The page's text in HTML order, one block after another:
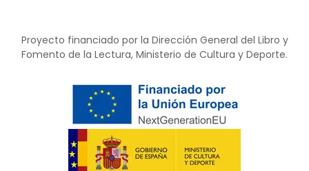
Proyecto financiado por la Dirección General del Libro y
Fomento de la Lectura, Ministerio de Cultura y Deporte.